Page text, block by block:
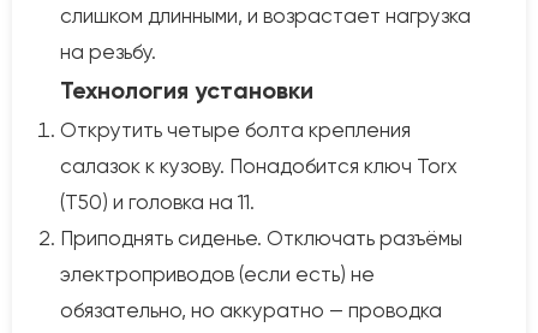
слишком длинными, и возрастает нагрузка
на резьбу.
Технология установки
Открутить четыре болта крепления
салазок к кузову. Понадобится ключ Torx
(T50) и головка на 11.
Приподнять сиденье. Отключать разъёмы
электроприводов (если есть) не
обязательно, но аккуратно — проводка